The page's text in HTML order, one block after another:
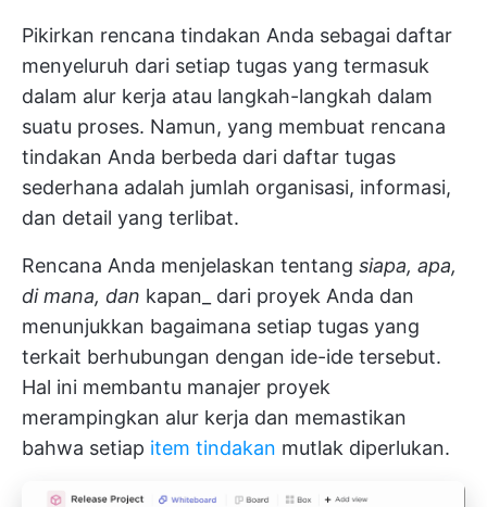
Pikirkan rencana tindakan Anda sebagai daftar
menyeluruh dari setiap tugas yang termasuk
dalam alur kerja atau langkah-langkah dalam
suatu proses. Namun, yang membuat rencana
tindakan Anda berbeda dari daftar tugas
sederhana adalah jumlah organisasi, informasi,
dan detail yang terlibat.
Rencana Anda menjelaskan tentang siapa, apa,
di mana, dan kapan_ dari proyek Anda dan
menunjukkan bagaimana setiap tugas yang
terkait berhubungan dengan ide-ide tersebut.
Hal ini membantu manajer proyek
merampingkan alur kerja dan memastikan
bahwa setiap item tindakan mutlak diperlukan.